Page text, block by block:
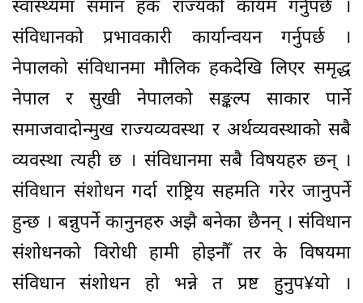
स्वास्थ्यमा समान हक राज्यको कायम गर्नुपर्छ ।
संविधानको प्रभावकारी कार्यान्वयन गर्नुपर्छ ।
नेपालको संविधानमा मौलिक हकदेखि लिएर समृद्ध
नेपाल र सुखी नेपालको सङ्कल्प साकार पार्ने
समाजवादोन्मुख राज्यव्यवस्था र अर्थव्यवस्थाको सबै
व्यवस्था त्यही छ । संविधानमा सबै विषयहरु छन् ।
संविधान संशोधन गर्दा राष्ट्रिय सहमति गरेर जानुपर्ने
हुन्छ । बन्नुपर्ने कानुनहरु अझै बनेका छैनन् । संविधान
संशोधनको विरोधी हामी होइनौँ तर के विषयमा
संविधान संशोधन हो भन्ने त प्रष्ट हुनुप¥यो ।